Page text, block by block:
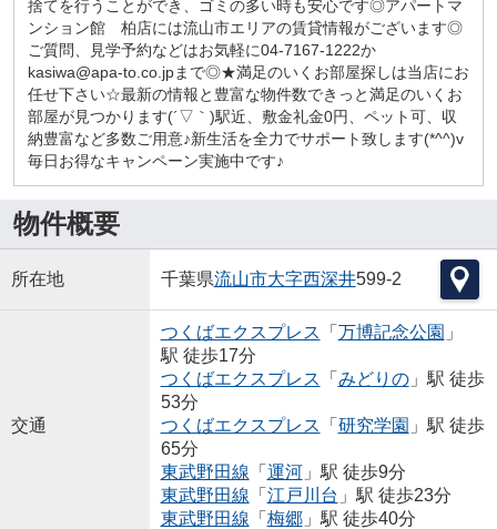
捨てを行うことができ、ゴミの多い時も安心です◎アパートマ
ンション館 柏店には流山市エリアの賃貸情報がございます◎
ご質問、見学予約などはお気軽に04-7167-1222か
kasiwa@apa-to.co.jpまで◎★満足のいくお部屋探しは当店にお
任せ下さい☆最新の情報と豊富な物件数できっと満足のいくお
部屋が見つかります(´▽｀)駅近、敷金礼金0円、ペット可、収
納豊富など多数ご用意♪新生活を全力でサポート致します(*^^)v
毎日お得なキャンペーン実施中です♪
物件概要
所在地 千葉県流山市大字西深井599-2
交通
つくばエクスプレス 「 万博記念公園 」
駅 徒歩17分
つくばエクスプレス 「 みどりの」駅 徒歩
53分
つくばエクスプレス 「 研究学園 」駅 徒歩
65分
東武野田線 「 運河」駅 徒歩9分
東武野田線 「 江戸川台 」駅 徒歩23分
東武野田線 「 梅郷」駅 徒歩40分